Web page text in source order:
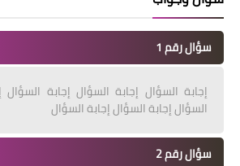
سؤال رقم 1
إجابة السؤال إجابة السؤال إجابة السؤال
السؤال إجابة السؤال إجابة السؤال
سؤال رقم 2